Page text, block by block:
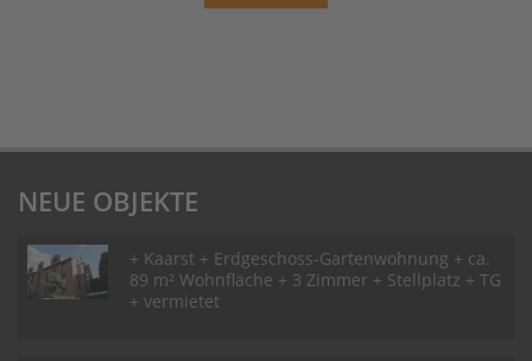
NEUE OBJEKTE
+ Kaarst + Erdgeschoss-Gartenwohnung + ca.
89 m² Wohnfläche + 3 Zimmer + Stellplatz + TG
+ vermietet